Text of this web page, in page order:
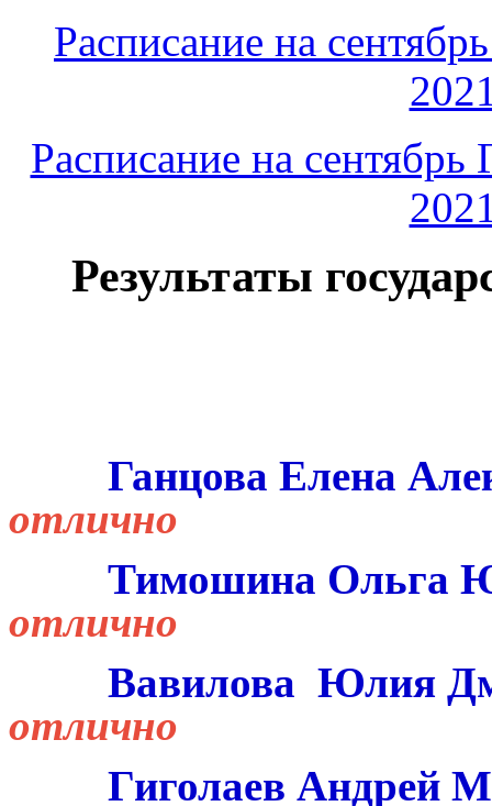
Расписание на
Расписание на
Результаты
Ганцова Елена
отлично
Тимошина Ольга
отлично
Вавилова Юлия
отлично
Гиголаев Андрей